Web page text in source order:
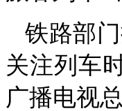
铁路部
关注列车
广播电视